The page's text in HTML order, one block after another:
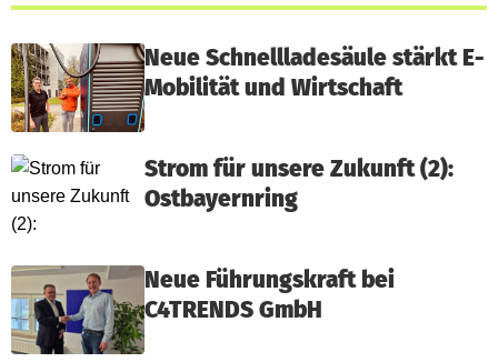
Neue Schnellladesäule stärkt E-
Mobilität und Wirtschaft
Strom für unsere Zukunft (2):
Ostbayernring
Neue Führungskraft bei
C4TRENDS GmbH